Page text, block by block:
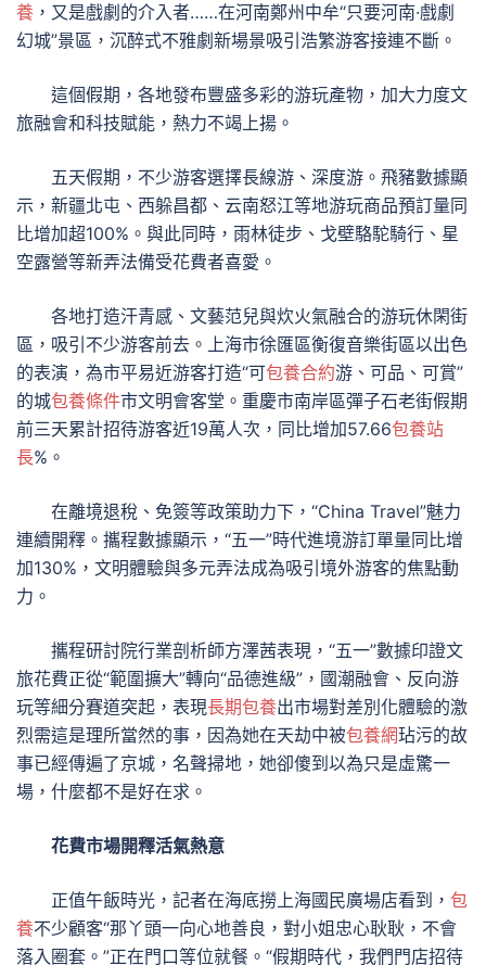
養 ，又是戲劇的介入者……在河南鄭州中牟“只要河南·戲劇
幻城”景區，沉醉式不雅劇新場景吸引浩繁游客接連不斷。
這個假期，各地發布豐盛多彩的游玩產物，加大力度文
旅融會和科技賦能，熱力不竭上揚。
五天假期，不少游客選擇長線游、深度游。飛豬數據顯
示，新疆北屯、西躲昌都、云南怒江等地游玩商品預訂量同
比增加超100%。與此同時，雨林徒步、戈壁駱駝騎行、星
空露營等新弄法備受花費者喜愛。
各地打造汗青感、文藝范兒與炊火氣融合的游玩休閑街
區，吸引不少游客前去。上海市徐匯區衡復音樂街區以出色
的表演，為市平易近游客打造“可包養合約游、可品、可賞”
的城包養條件市文明會客堂。重慶市南岸區彈子石老街假期
前三天累計招待游客近19萬人次，同比增加57.66包養站
長%。
在離境退稅、免簽等政策助力下，“China Travel”魅力
連續開釋。攜程數據顯示，“五一”時代進境游訂單量同比增
加130%，文明體驗與多元弄法成為吸引境外游客的焦點動
力。
攜程研討院行業剖析師方澤茜表現，“五一”數據印證文
旅花費正從“範圍擴大”轉向“品德進級”，國潮融會、反向游
玩等細分賽道突起，表現長期包養出市場對差別化體驗的激
烈需這是理所當然的事，因為她在天劫中被包養網玷污的故
事已經傳遍了京城，名聲掃地，她卻傻到以為只是虛驚一
場，什麼都不是好在求。
花費市場開釋活氣熱意
正值午飯時光，記者在海底撈上海國民廣場店看到， 包
養不少顧客“那丫頭一向心地善良，對小姐忠心耿耿，不會
落入圈套。”正在門口等位就餐。“假期時代，我們門店招待